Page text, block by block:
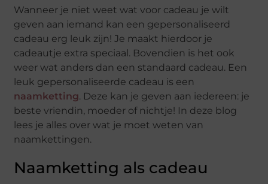
Wanneer je niet weet wat voor cadeau je wilt
geven aan iemand kan een gepersonaliseerd
cadeau erg leuk zijn! Je maakt hierdoor je
cadeautje extra speciaal. Bovendien is het ook
weer wat anders dan een standaard cadeau. Een
leuk gepersonaliseerde cadeau is een
naamketting. Deze kan je geven aan iedereen: je
beste vriendin, moeder of nichtje! In deze blog
lees je alles over wat je moet weten van
naamkettingen.
Naamketting als cadeau